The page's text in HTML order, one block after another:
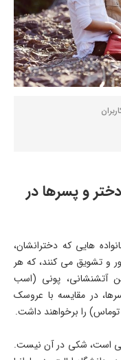
و پسرها در
هایی که دخترانشان،
و تشویق می کنند، که هر
آتشنشانی، پونی (اسب
در مقایسه با عروسک
را برخواهند داشت.
است، شکی در آن نیست.